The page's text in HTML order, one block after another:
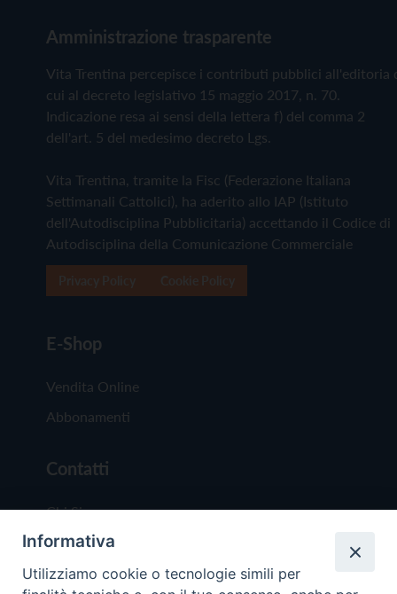
Amministrazione trasparente
Vita Trentina percepisce i contributi pubblici all'editoria
cui al decreto legislativo 15 maggio 2017, n. 70.
Indicazione resa ai sensi della lettera f) del comma 2
dell'art. 5 del medesimo decreto Lgs.
Vita Trentina, tramite la Fisc (Federazione Italiana
Settimanali Cattolici), ha aderito allo IAP (Istituto
dell'Autodisciplina Pubblicitaria) accettando il Codice di
Autodisciplina della Comunicazione Commerciale
E-Shop
Vendita Online
Abbonamenti
Contatti
Chi Siamo
Redazione
Scrivici
Informativa
Utilizziamo cookie o tecnologie simili per